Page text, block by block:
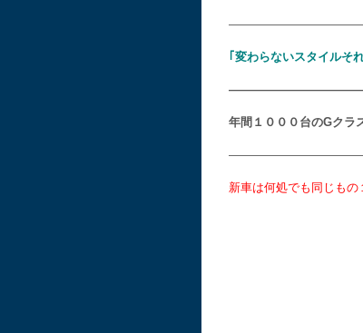
｢変わらないスタイルそ
年間１０００台のGクラ
新車は何処でも同じもの